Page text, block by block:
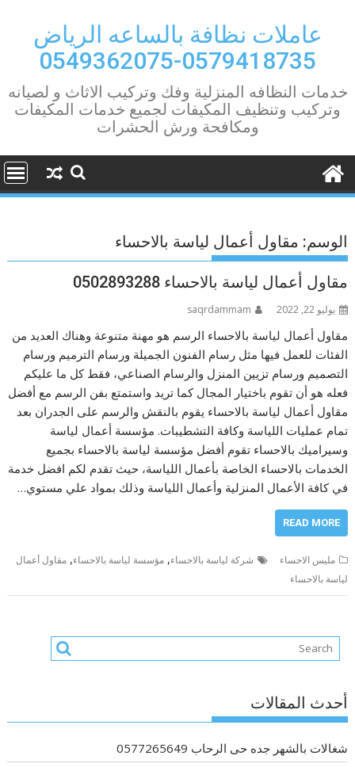
contentعاملات نظافة بالساعه الرياض
0579418735-0549362075
خدمات النظافه المنزلية وفك وتركيب الاثاث و لصيانه
وتركيب وتنظيف المكيفات لجميع خدمات المكيفات
ومكافحة ورش الحشرات
الوسم: مقاول أعمال لياسة بالاحساء
مقاول أعمال لياسة بالاحساء 0502893288
يوليو 22, 2022 saqrdammam
مقاول أعمال لياسة بالاحساء الرسم هو مهنة متنوعة وهناك العديد من
الفئات للعمل فيها مثل رسام الفنون الجميلة ورسام الترميم ورسام
التصميم ورسام تزيين المنزل والرسام الصناعي، فقط كل ما عليكم
فعله هو أن تقوم باختيار المجال كما تريد واستمتع بفن الرسم مع أفضل
مقاول أعمال لياسة بالاحساء يقوم بالنقش والرسم على الجدران بعد
تمام عمليات اللياسة وكافة التشطيبات. مؤسسة أعمال لياسة
وسيراميك بالاحساء تقوم أفضل مؤسسة لياسة بالاحساء بجميع
الخدمات بالاحساء الخاصة بأعمال اللياسة، حيث تقدم لكم افضل خدمة
في كافة الأعمال المنزلية وأعمال اللياسة وذلك بمواد علي مستوي…
READ MORE
مليس الاحساء شركة لياسة بالاحساء,مؤسسة لياسة بالاحساء,مقاول أعمال
لياسة بالاحساء
أحدث المقالات
شغالات بالشهر جده حى الرحاب 0577265649